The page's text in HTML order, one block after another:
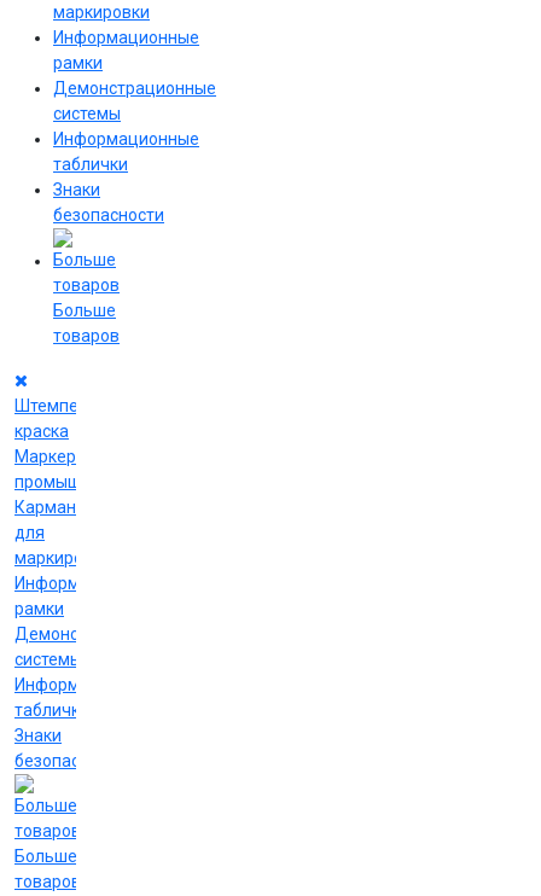
маркировки
Информационные
рамки
Демонстрационные
системы
Информационные
таблички
Знаки
безопасности
Больше
товаров
Штемпельная
краска
Маркеры
промышленные
Карманы
для
маркировки
Информационные
рамки
Демонстрационные
системы
Информационные
таблички
Знаки
безопасности
Больше
товаров